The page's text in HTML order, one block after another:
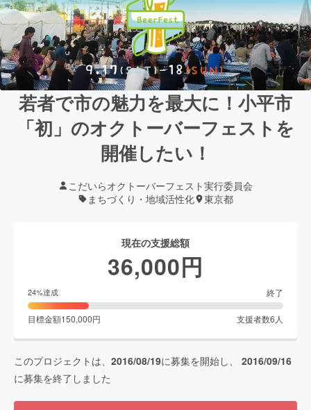
若者で市の魅力を最大に！小平市
「初」のオクトーバーフェストを
開催したい！
こだいらオクトーバーフェスト実行委員会
まちづくり・地域活性化
東京都
現在の支援総額
36,000円
24%達成 終了
目標金額150,000円 支援者数6 人
このプロジェクトは、 2016/08/19に募集を開始し、 2016/09/16
に募集を終了しました